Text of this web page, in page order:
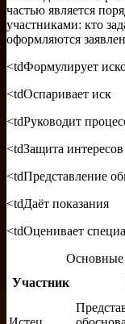
частью является
участниками: кто
оформляются
<tdФормулирует
<tdОспаривает иск
<tdРуководит
<tdЗащита
<tdПредставление
<tdДаёт показания
<tdОценивает
Основные
Участник